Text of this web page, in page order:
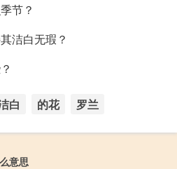
节？
洁白无瑕？
白 的花 罗兰
意思